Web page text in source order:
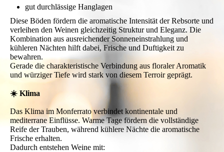
gut durchlässige Hanglagen
Diese Böden fördern die aromatische Intensität der Rebsorte und
verleihen den Weinen gleichzeitig Struktur und Eleganz. Die
Kombination aus ausreichender Sonneneinstrahlung und
kühleren Nächten hilft dabei, Frische und Duftigkeit zu
bewahren.
Gerade die charakteristische Verbindung aus floraler Aromatik
und würziger Tiefe wird stark von diesem Terroir geprägt.
☀️ Klima
Das Klima im Monferrato verbindet kontinentale und
mediterrane Einflüsse. Warme Tage fördern die vollständige
Reife der Trauben, während kühlere Nächte die aromatische
Frische erhalten.
Dadurch entstehen Weine mit: